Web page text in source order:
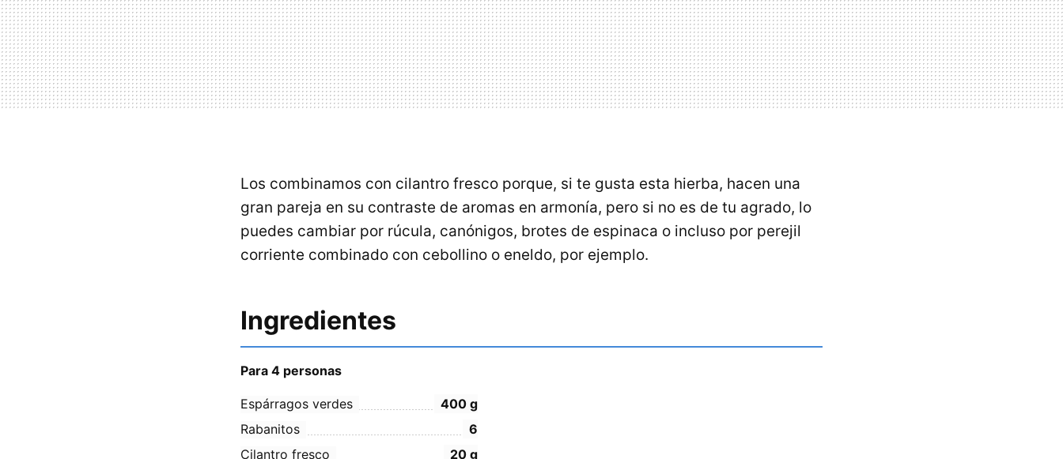
Los combinamos con cilantro fresco porque, si te gusta esta hierba, hacen una
gran pareja en su contraste de aromas en armonía, pero si no es de tu agrado, lo
puedes cambiar por rúcula, canónigos, brotes de espinaca o incluso por perejil
corriente combinado con cebollino o eneldo, por ejemplo.
Ingredientes
Para 4 personas
Espárragos verdes 400 g
Rabanitos
6
Cilantro fresco
20 g